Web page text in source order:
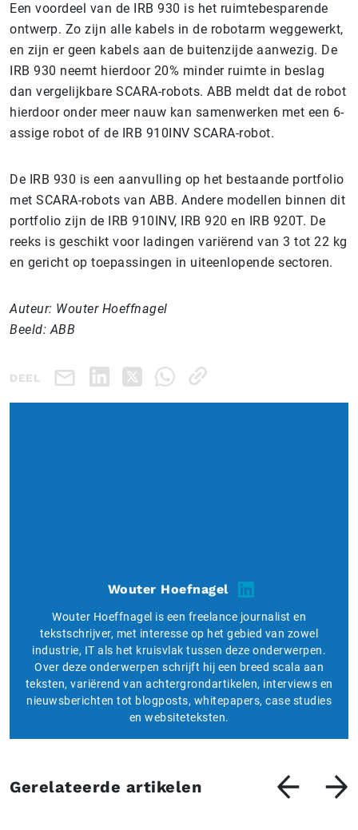
Een voordeel van de IRB 930 is het ruimtebesparende
ontwerp. Zo zijn alle kabels in de robotarm weggewerkt,
en zijn er geen kabels aan de buitenzijde aanwezig. De
IRB 930 neemt hierdoor 20% minder ruimte in beslag
dan vergelijkbare SCARA-robots. ABB meldt dat de robot
hierdoor onder meer nauw kan samenwerken met een 6-
assige robot of de IRB 910INV SCARA-robot.
De IRB 930 is een aanvulling op het bestaande portfolio
met SCARA-robots van ABB. Andere modellen binnen dit
portfolio zijn de IRB 910INV, IRB 920 en IRB 920T. De
reeks is geschikt voor ladingen variërend van 3 tot 22 kg
en gericht op toepassingen in uiteenlopende sectoren.
Auteur: Wouter Hoeffnagel
Beeld: ABB
DEEL
Wouter Hoefnagel
Wouter Hoeffnagel is een freelance journalist en
tekstschrijver, met interesse op het gebied van zowel
industrie, IT als het kruisvlak tussen deze onderwerpen.
Over deze onderwerpen schrijft hij een breed scala aan
teksten, variërend van achtergrondartikelen, interviews en
nieuwsberichten tot blogposts, whitepapers, case studies
en websiteteksten.
Gerelateerde artikelen